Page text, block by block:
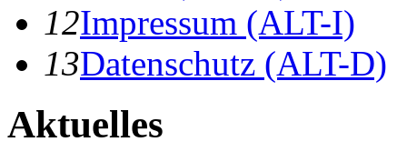
12Impressum (ALT-I)
13Datenschutz (ALT-D)
Aktuelles